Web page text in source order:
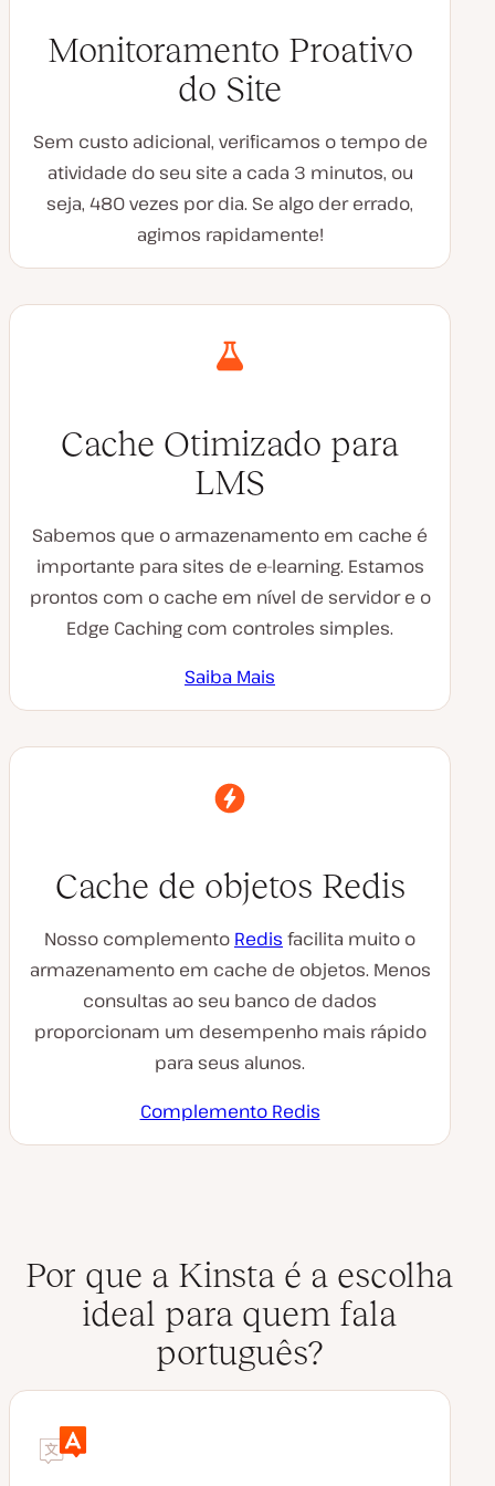
Monitoramento Proativo
do Site
Sem custo adicional, verificamos o tempo de
atividade do seu site a cada 3 minutos, ou
seja, 480 vezes por dia. Se algo der errado,
agimos rapidamente!
Cache Otimizado para
LMS
Sabemos que o armazenamento em cache é
importante para sites de e-learning. Estamos
prontos com o cache em nível de servidor e o
Edge Caching com controles simples.
Saiba Mais
Cache de objetos Redis
Nosso complemento Redis facilita muito o
armazenamento em cache de objetos. Menos
consultas ao seu banco de dados
proporcionam um desempenho mais rápido
para seus alunos.
Complemento Redis
Por que a Kinsta é a escolha
ideal para quem fala
português?